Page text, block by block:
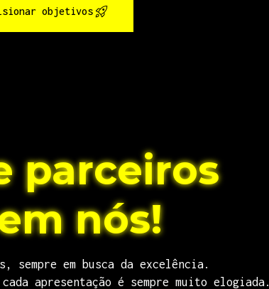
objetivos
parceiros
nós!
sempre em busca da excelência.
apresentação é sempre muito elogiada.